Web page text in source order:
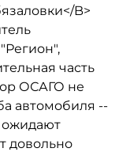
B>
часть
ОСАГО не
автомобиля --
довольно